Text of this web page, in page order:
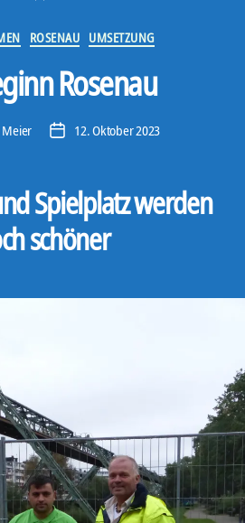
Kategorien
ROSENAU UMSETZUNG
Rosenau
Meier Veröffentlichungsdatum
12. Oktober 2023
Spielplatz werden
schöner